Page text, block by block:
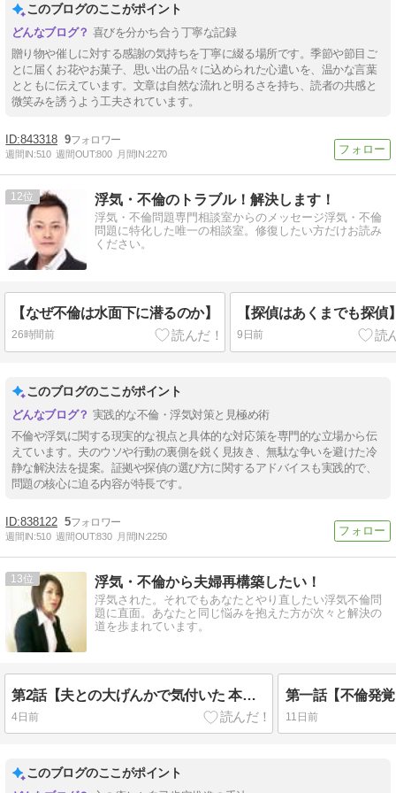
このブログのここがポイント
喜びを分かち合う丁寧な記録
贈り物や催しに対する感謝の気持ちを丁寧に綴る場所です。季節や節目ご
とに届くお花やお菓子、思い出の品々に込められた心遣いを、温かな言葉
とともに伝えています。文章は自然な流れと明るさを持ち、読者の共感と
微笑みを誘うよう工夫されています。
843318 9
週間IN:510 週間OUT:800 月間IN:2270
12 浮気・不倫のトラブル！解決します！
浮気・不倫問題専門相談室からのメッセージ浮気・不倫
問題に特化した唯一の相談室。修復したい方だけお読み
ください。
【なぜ不倫は水面下に潜るのか】
26時間前
【探偵はあくまでも探偵
9日前
このブログのここがポイント
実践的な不倫・浮気対策と見極め術
不倫や浮気に関する現実的な視点と具体的な対応策を専門的な立場から伝
えています。夫のウソや行動の裏側を鋭く見抜き、無駄な争いを避けた冷
静な解決法を提案。証拠や探偵の選び方に関するアドバイスも実践的で、
問題の核心に迫る内容が特長です。
838122 5
週間IN:510 週間OUT:830 月間IN:2250
13 浮気・不倫から夫婦再構築したい！
浮気された。それでもあなたとやり直したい浮気不倫問
題に直面。あなたと同じ悩みを抱えた方が次々と解決の
道を歩まれています。
第2話【夫との大げんかで気付いた 本当に変わるべき人】
4日前 11日前
このブログのここがポイント